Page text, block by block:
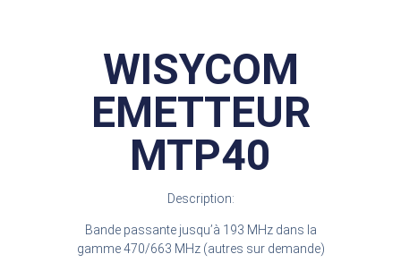
WISYCOM
EMETTEUR
MTP40
Description:
Bande passante jusqu’à 193 MHz dans la
gamme 470/663 MHz (autres sur demande)